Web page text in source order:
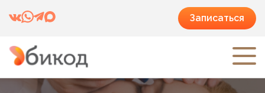
Записаться